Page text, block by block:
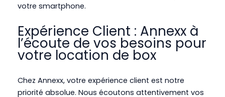
votre smartphone.
Expérience Client : Annexx à
l’écoute de vos besoins pour
votre location de box
Chez Annexx, votre expérience client est notre
priorité absolue. Nous écoutons attentivement vos